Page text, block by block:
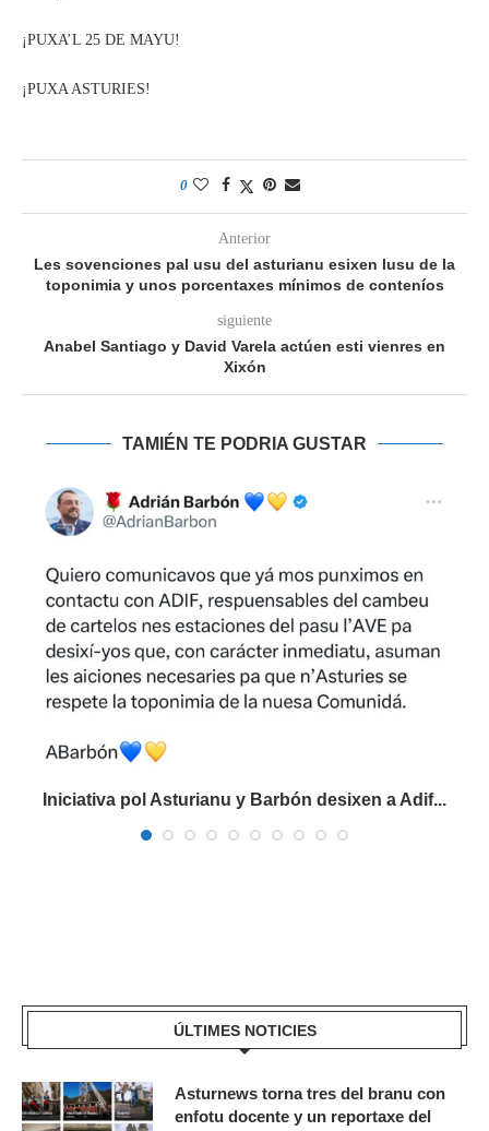
¡PUXA’L 25 DE MAYU!
¡PUXA ASTURIES!
0
Anterior
Les sovenciones pal usu del asturianu esixen lusu de la
toponimia y unos porcentaxes mínimos de conteníos
siguiente
Anabel Santiago y David Varela actúen esti vienres en
Xixón
TAMIÉN TE PODRIA GUSTAR
Iniciativa pol Asturianu y Barbón desixen a Adif...
ÚLTIMES NOTICIES
Asturnews torna tres del branu con
enfotu docente y un reportaxe del